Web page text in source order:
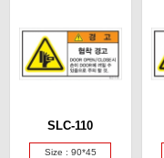
SLC-110
Size : 90*45